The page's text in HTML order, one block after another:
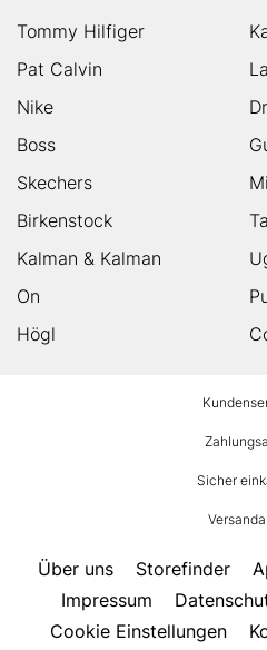
Tommy Hilfiger
Pat Calvin
Nike
Boss
Skechers
Birkenstock
Kalman & Kalman
On
Högl
Sicher
Über uns Storefinder
Impressum
Cookie Einstellungen